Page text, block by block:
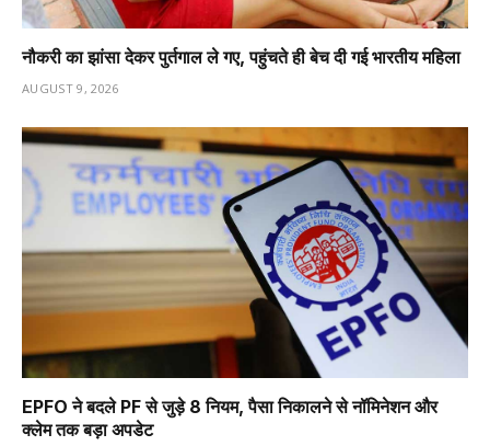
नौकरी का झांसा देकर पुर्तगाल ले गए, पहुंचते ही बेच दी गई भारतीय महिला
AUGUST 9, 2026
EPFO ने बदले PF से जुड़े 8 नियम, पैसा निकालने से नॉमिनेशन और
क्लेम तक बड़ा अपडेट